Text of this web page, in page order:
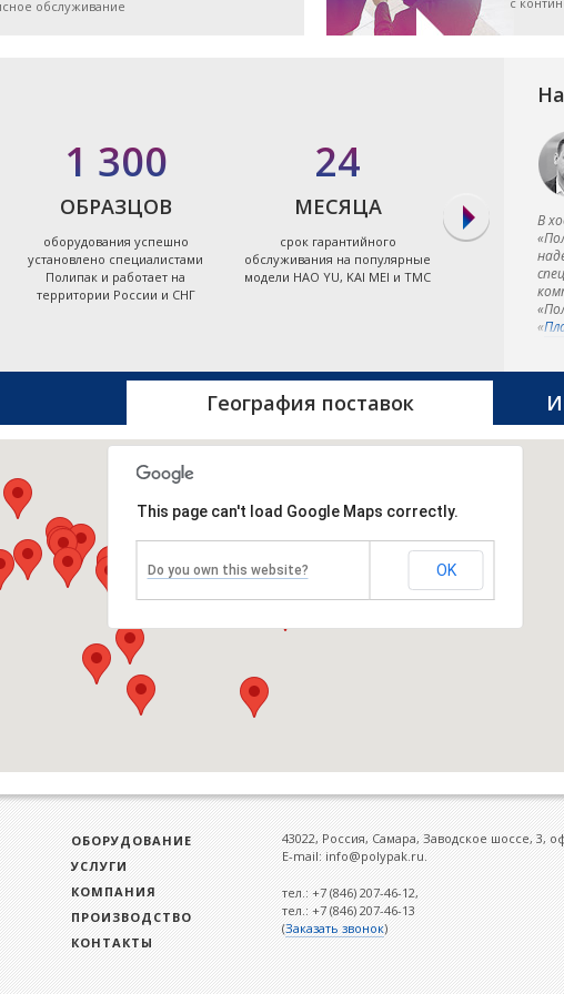
обслуживание
1 300
ОБРАЗЦОВ
оборудования успешно
установлено специалистами
Полипак и работает на
территории России и СНГ
24
МЕСЯЦА
срок гарантийного
обслуживания на популярные
модели HAO YU, KAI MEI и TMC
В
«
География поставок
This page can't load Google Maps correctly.
Do you own this website? OK
ОБОРУДОВАНИЕ
УСЛУГИ
КОМПАНИЯ
ПРОИЗВОДСТВО
КОНТАКТЫ
43022, Россия, Самара, Заводское шоссе, 3,
E-mail: info@polypak.ru.
тел.: +7 (846) 207-46-12,
тел.: +7 (846) 207-46-13
(Заказать звонок)